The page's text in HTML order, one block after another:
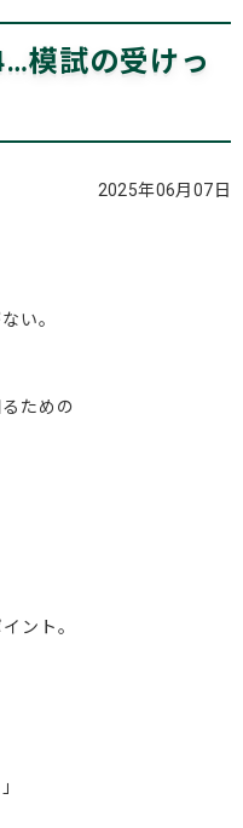
模試の受けっ
2025年06月07日
い。
ための
ント。
・授業料など)
ス